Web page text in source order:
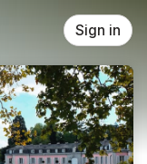
Sign in